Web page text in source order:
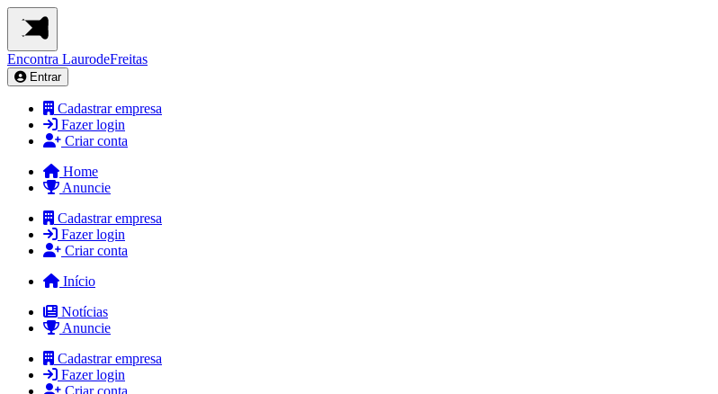
Encontra LaurodeFreitas
Entrar
Cadastrar empresa
Fazer login
Criar conta
Home
Anuncie
Cadastrar empresa
Fazer login
Criar conta
Início
Notícias
Anuncie
Cadastrar empresa
Fazer login
Criar conta